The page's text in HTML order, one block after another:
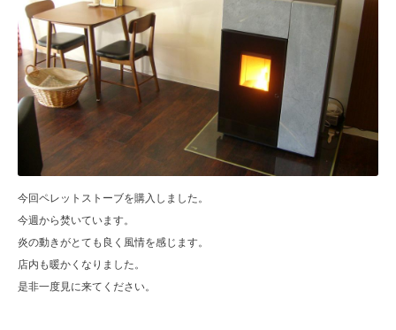
今回ペレットストーブを購入しました。
今週から焚いています。
炎の動きがとても良く風情を感じます。
店内も暖かくなりました。
是非一度見に来てください。